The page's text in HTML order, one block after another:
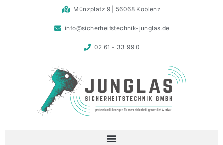
Münzplatz 9 | 56068 Koblenz
info@sicherheitstechnik-junglas.de
02 61 - 33 99 0